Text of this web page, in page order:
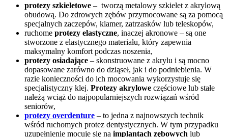
protezy szkieletowe – tworzą metalowy szkielet z akrylową
obudową. Do zdrowych zębów przymocowane są za pomocą
specjalnych zaczepów, klamer, zatrzasków lub teleskopów,
ruchome protezy elastyczne, inaczej akronowe – są one
stworzone z elastycznego materiału, który zapewnia
maksymalny komfort podczas noszenia,
protezy osiadające – skonstruowane z akrylu i są mocno
dopasowane zarówno do dziąseł, jak i do podniebienia. W
razie konieczności do ich mocowania wykorzystuje się
specjalistyczny klej. Protezy akrylowe częściowe lub stałe
należą wciąż do najpopularniejszych rozwiązań wśród
seniorów,
protezy overdenture – to jedna z najnowszych technik
wśród ruchomych protez dentystycznych. W tym przypadku
uzupełnienie mocuje się na implantach zębowych lub